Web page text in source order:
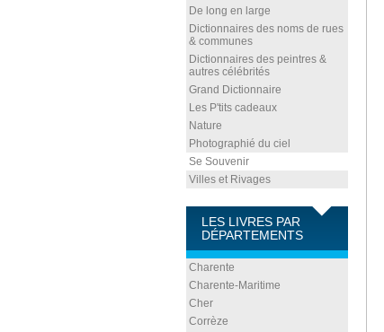
De long en large
Dictionnaires des noms de rues
& communes
Dictionnaires des peintres &
autres célébrités
Grand Dictionnaire
Les P'tits cadeaux
Nature
Photographié du ciel
Se Souvenir
Villes et Rivages
LES LIVRES PAR
DÉPARTEMENTS
Charente
Charente-Maritime
Cher
Corrèze